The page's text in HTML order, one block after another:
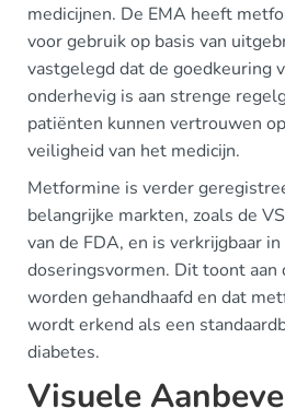
medicijnen. De EMA heeft
voor gebruik op basis van
vastgelegd dat de goedkeuring
onderhevig is aan strenge
patiënten kunnen vertrouwen
veiligheid van het medicijn.
Metformine is verder
belangrijke markten, zoals de
van de FDA, en is verkrijgbaar
doseringsvormen. Dit toont aan
worden gehandhaafd en dat
wordt erkend als een
diabetes.
Visuele